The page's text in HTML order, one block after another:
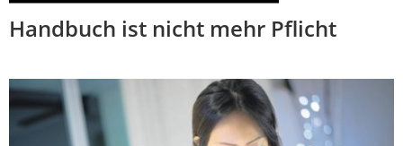
Handbuch ist nicht mehr Pflicht